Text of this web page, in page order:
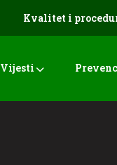
Kvalitet i
Vijesti